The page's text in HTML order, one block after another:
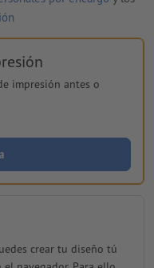
impresión antes o
crear tu diseño tú